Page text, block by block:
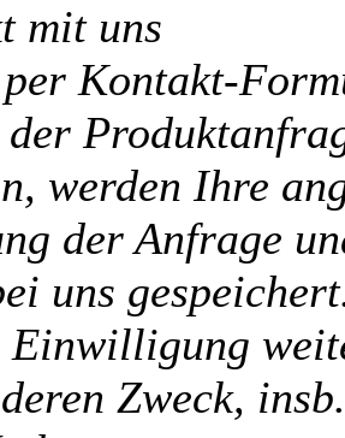
mit uns
per Kontakt-
werden Ihre
der Anfrage
uns
Einwilligung
Zweck,